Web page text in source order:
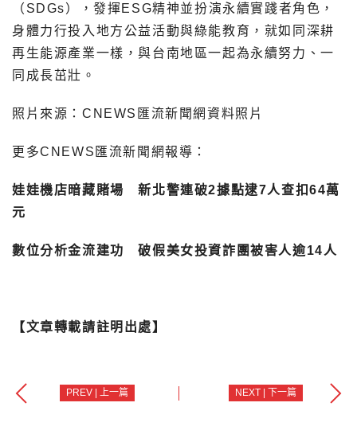
（SDGs），發揮ESG精神並扮演永續實踐者角色，
身體力行投入地方公益活動與綠能教育，就如同深耕
再生能源產業一樣，與台南地區一起為永續努力、一
同成長茁壯。
照片來源：CNEWS匯流新聞網資料照片
更多CNEWS匯流新聞網報導：
娃娃機店暗藏賭場 新北警連破2據點逮7人查扣64萬
元
數位分析金流建功 破假美女投資詐團被害人逾14人
【文章轉載請註明出處】
PREV | 上一篇 NEXT | 下一篇